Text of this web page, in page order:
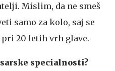
Mislim, da ne smeš
samo za kolo, saj se
pri 20 letih vrh glave.
specialnosti?